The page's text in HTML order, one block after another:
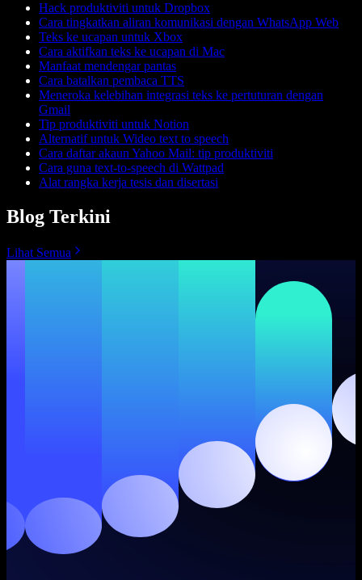
Hack produktiviti untuk Dropbox
Cara tingkatkan aliran komunikasi dengan WhatsApp Web
Teks ke ucapan untuk Xbox
Cara aktifkan teks ke ucapan di Mac
Manfaat mendengar pantas
Cara batalkan pembaca TTS
Meneroka kelebihan integrasi teks ke pertuturan dengan
Gmail
Tip produktiviti untuk Notion
Alternatif untuk Wideo text to speech
Cara daftar akaun Yahoo Mail: tip produktiviti
Cara guna text-to-speech di Wattpad
Alat rangka kerja tesis dan disertasi
Blog Terkini
Lihat Semua